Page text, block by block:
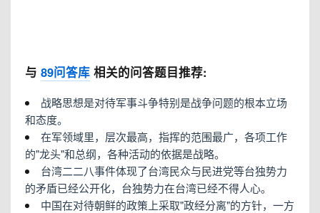
与 89问答库 相关的问答题目推荐:
战略思想是对待军事斗争特别是战争问题的根本立场
和态度。
在军领域里，层次最高，指挥的范围最广，各项工作
的"龙头"和总纲，各种活动的依据是战略。
台湾二二八事件体现了台湾民众与民进党等台独势力
的矛盾已经公开化，台独势力在台湾已经不得人心。
中国在对待朝鲜的政策上采取"政经分离"的方针，一方